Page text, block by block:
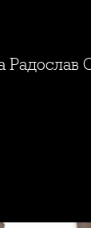
Радослав